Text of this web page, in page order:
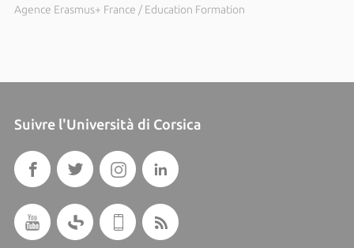
Agence Erasmus+ France / Education Formation
Suivre l'Università di Corsica